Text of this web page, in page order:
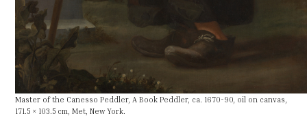
Master of the Canesso Peddler, A Book Peddler, ca. 1670-90, oil on canvas,
171.5 × 103.5 cm, Met, New York.